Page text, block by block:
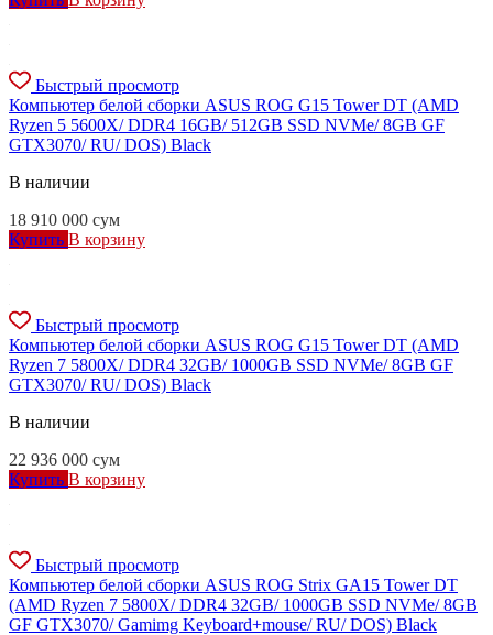
Быстрый просмотр
Компьютер белой сборки ASUS ROG G15 Tower DT (AMD
Ryzen 5 5600X/ DDR4 16GB/ 512GB SSD NVMe/ 8GB GF
GTX3070/ RU/ DOS) Black
В наличии
18 910 000 сум
Купить В корзину
Быстрый просмотр
Компьютер белой сборки ASUS ROG G15 Tower DT (AMD
Ryzen 7 5800X/ DDR4 32GB/ 1000GB SSD NVMe/ 8GB GF
GTX3070/ RU/ DOS) Black
В наличии
22 936 000 сум
Купить В корзину
Быстрый просмотр
Компьютер белой сборки ASUS ROG Strix GA15 Tower DT
(AMD Ryzen 7 5800X/ DDR4 32GB/ 1000GB SSD NVMe/ 8GB
GF GTX3070/ Gamimg Keyboard+mouse/ RU/ DOS) Black